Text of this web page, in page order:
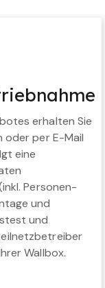
erhalten Sie
oder per E-Mail
eine
Personen-
und
und
Wallbox.